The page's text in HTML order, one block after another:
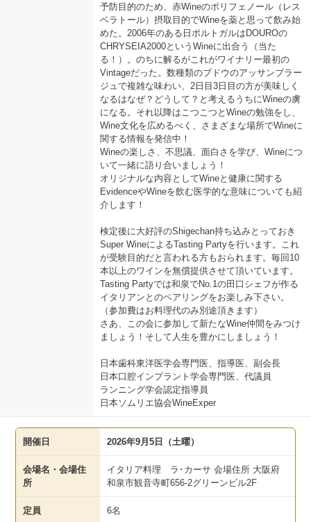
予防目的のため、赤Wineのポリフェノール（レス
ベラトール）摂取目的でWineを薬と思って飲み始
めた。2006年のある日ポルトガルはDOUROの
CHRYSEIA2000というWineに出合う（当た
る！）。のちに解るがこれがワイナリー最初の
Vintageだった。数種類のブドウのアッサンブラー
ジュで複雑な味わい、2日目3日目の方が美味しく
なるはなぜ？どうして？と考えるうちにWineの虜
になる。それ以降はこつこつとWineの勉強をし、
Wine文化を広めるべく、さまざまな場所でWineに
関する情報を発信中！
Wineの楽しさ、不思議、面白さを学び、Wineにつ
いて一緒に語り合いましょう！
オリジナルな内容としてWineと健康に関する
EvidenceやWineを飲む医学的な意味についても紹
介します！
検定後に大好評のShigechan持ち込みとっておき
Super WineによるTasting Partyを行います。これ
が受験目的だと言われる方もおられます。毎回10
本以上のワインを無償提供させて頂いています。
Tasting Partyでは和泉でNo.1の田口シェフが作る
イタリアンとのペアリングをお楽しみ下さい。
（参加費はお料理代のみ別途頂きます）
さあ、この会に参加して新たなWine仲間をみつけ
ましょう！そして人生を豊かにしましょう！
日本歯科東洋医学会専門医、指導医、副会長
日本口腔インプラント学会専門医、代議員
ランニング学会認定指導員
日本ソムリエ協会WineExper
開催日 2026年9月5日（土曜）
会場名・会場住
所
イタリア料理 ラ･カーサ 会場住所 大阪府
和泉市観音寺町656-2グリーンビル2F
定員 6名